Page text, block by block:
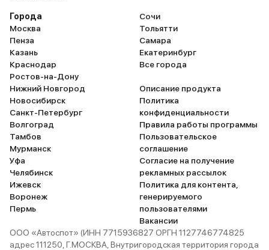
Города
Москва
Пенза
Казань
Краснодар
Ростов-на-Дону
Нижний Новгород
Новосибирск
Санкт-Петербург
Волгоград
Тамбов
Мурманск
Уфа
Челябинск
Ижевск
Воронеж
Пермь
Сочи
Тольятти
Самара
Екатеринбург
Все города
Описание продукта
Политика
конфиденциальности
Правила работы программы
Пользовательское
соглашение
Согласие на получение
рекламных рассылок
Политика для контента,
генерируемого
пользователями
Вакансии
ООО «Автоспот» (ИНН 7715936827 ОРГН 1127746774825
адрес 111250, Г.МОСКВА, Внутригородская территория города